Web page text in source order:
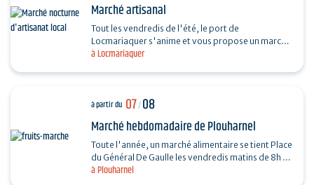
à Locmariaquer
Marché artisanal
Tout les vendredis de l'été, le port de
Locmariaquer s'anime et vous propose un marché
nocturne d'artisanat local. Les musiciens
à Plouharnel
à partir du 07/08
Marché hebdomadaire de Plouharnel
Toute l'année, un marché alimentaire se tient Place
du Général De Gaulle les vendredis matins de 8h à
13h.